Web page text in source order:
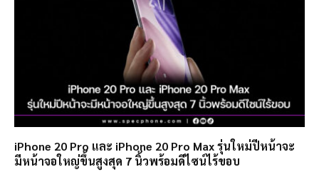
iPhone 20 Pro และ iPhone 20 Pro Max รุ่นใหม่ปีหน้าจะ
มีหน้าจอใหญ่ขึ้นสูงสุด 7 นิ้วพร้อมดีไซน์ไร้ขอบ